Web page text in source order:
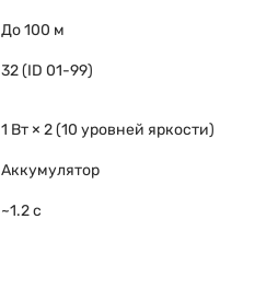
До 100 м
32 (ID 01-99)
1 Вт × 2 (10 уровней яркости)
Аккумулятор
~1.2 с